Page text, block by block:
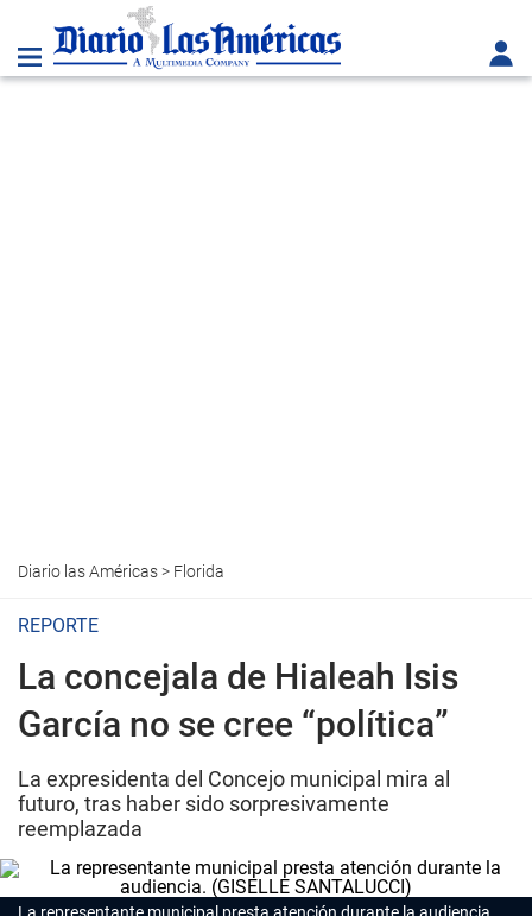
Diario las Américas> Florida
REPORTE
La concejala de Hialeah Isis
García no se cree “política”
La expresidenta del Concejo municipal mira al
futuro, tras haber sido sorpresivamente
reemplazada